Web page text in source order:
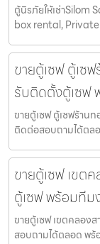
ตู้นิรภัยให้เช่า
box rental,
ขายตู้เซฟ ตู้เซ
รับติดตั้งตู้เซฟ
ขายตู้เซฟ ตู้เซฟร้าน
ติดต่อสอบถามได้ตล
ขายตู้เซฟ เขต
ตู้เซฟ พร้อมทีม
ขายตู้เซฟ เขตคลอง
สอบถามได้ตลอด พร้